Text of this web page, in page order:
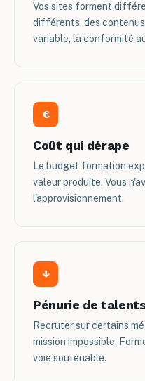
Vos sites forment
différents, des
variable, la conformité
€
Coût qui dérape
Le budget formation
valeur produite. Vous
l'approvisionnement.
↓
Pénurie de
Recruter sur certains
mission impossible.
voie soutenable.